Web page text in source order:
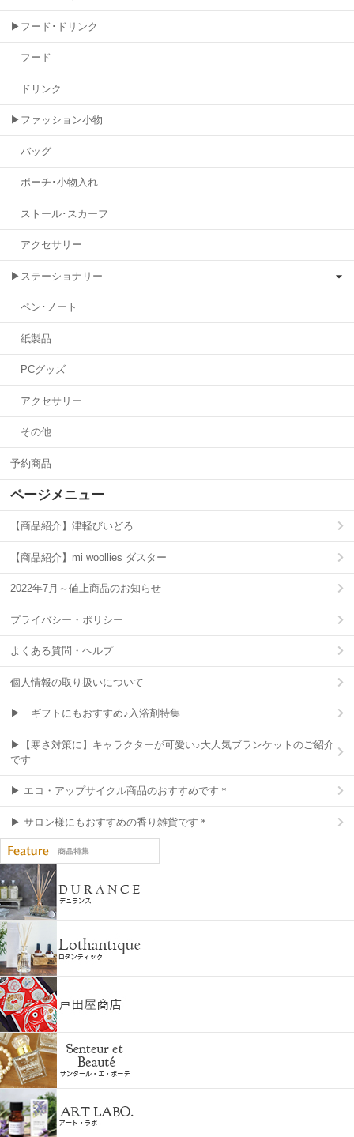
▶フード･ドリンク
フード
ドリンク
▶ファッション小物
バッグ
ポーチ･小物入れ
ストール･スカーフ
アクセサリー
▶ステーショナリー
ペン･ノート
紙製品
PCグッズ
アクセサリー
その他
予約商品
ページメニュー
【商品紹介】津軽びいどろ
【商品紹介】mi woollies ダスター
2022年7月～値上商品のお知らせ
プライバシー・ポリシー
よくある質問・ヘルプ
個人情報の取り扱いについて
▶ ギフトにもおすすめ♪入浴剤特集
▶【寒さ対策に】キャラクターが可愛い♪大人気ブランケットのご紹介
です
▶ エコ・アップサイクル商品のおすすめです＊
▶ サロン様にもおすすめの香り雑貨です＊